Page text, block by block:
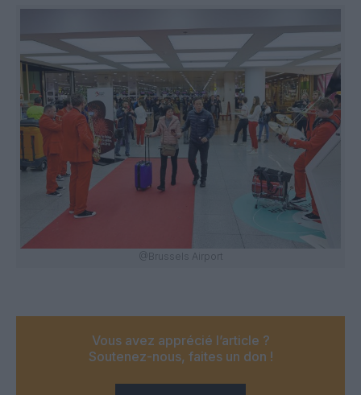
@Brussels Airport
Vous avez apprécié l’article ?
Soutenez-nous, faites un don !